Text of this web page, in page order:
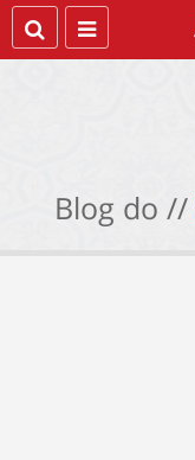
Blog do //